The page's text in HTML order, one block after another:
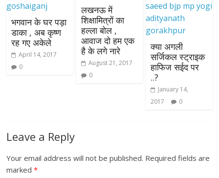
भगवान के घर पड़ा
डाका , अब कृष्ण
रह गए अकेले
April 14, 2017
0
लखनऊ में
शिक्षामित्रों का
हल्ला बोल ,
आवाज दो हम एक
है के लगे नारे
August 21, 2017
0
क्या अगली
सर्जिकल स्ट्राइक
हाफिज सईद पर
..?
January 14,
2017
0
Leave a Reply
Your email address will not be published. Required fields are
marked*